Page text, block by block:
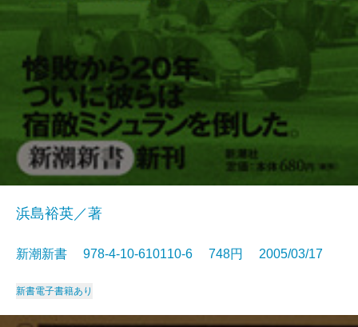
浜島裕英／著
新潮新書 978-4-10-610110-6 748円 2005/03/17
新書電子書籍あり